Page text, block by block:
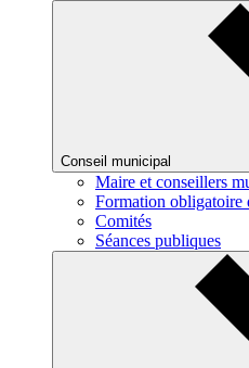
Conseil municipal
Maire et conseillers
Formation obligatoire
Comités
Séances publiques